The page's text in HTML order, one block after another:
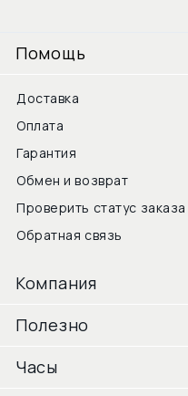
Помощь
Доставка
Оплата
Гарантия
Обмен и возврат
Проверить статус заказа
Обратная связь
Компания
Полезно
Часы